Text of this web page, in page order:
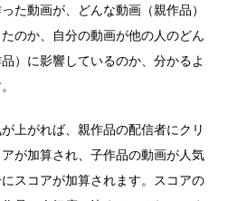
た動画が、どんな動画（親作品）
のか、自分の動画が他の人のどん
）に影響しているのか、分かるよ
上がれば、親作品の配信者にクリ
が加算され、子作品の動画が人気
スコアが加算されます。スコアの